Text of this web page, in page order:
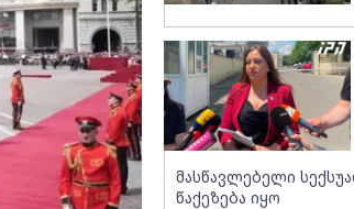
მასწავლებელი
წაქეზება იყო